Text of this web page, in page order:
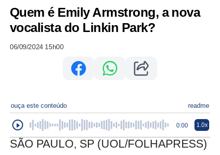
Quem é Emily Armstrong, a nova
vocalista do Linkin Park?
06/09/2024 15h00
ouça este conteúdo readme
0:00 1.0x
SÃO PAULO, SP (UOL/FOLHAPRESS)